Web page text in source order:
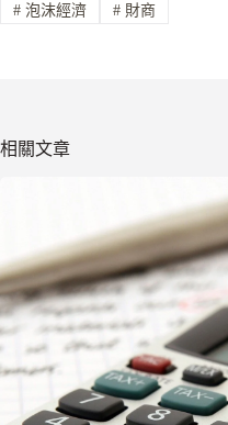
#泡沫經濟 #財商
相關文章